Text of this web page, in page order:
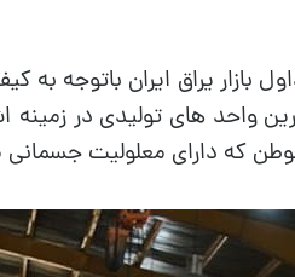
یراق ایران باتوجه به
واحد های تولیدی در